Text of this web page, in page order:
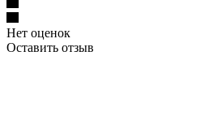
Нет оценок
Оставить отзыв